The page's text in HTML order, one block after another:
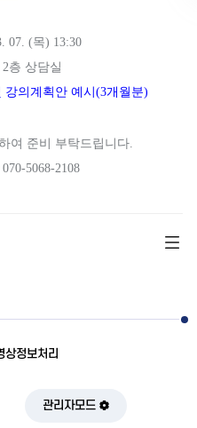
07. (목) 13:30
2층 상담실
의계획안 예시 (3개월분)
여 준비 부탁드립니다.
070-5068-2108
상정보처리
관리자모드